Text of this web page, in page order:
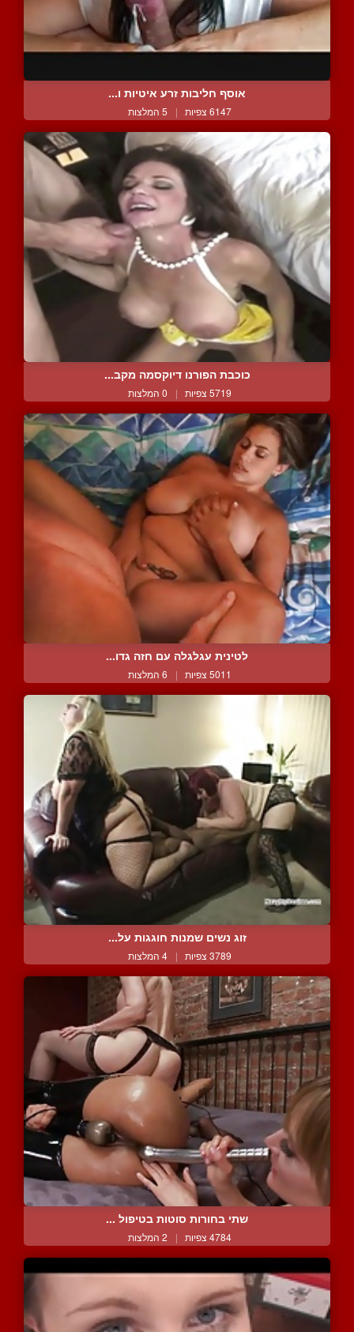
אוסף חליבות זרע איטיות ו...
6147 צפיות | 5 המלצות
כוכבת הפורנו דיוקסמה מקב...
5719 צפיות | 0 המלצות
לטינית עגלגלה עם חזה גדו...
5011 צפיות | 6 המלצות
זוג נשים שמנות חוגגות על...
3789 צפיות | 4 המלצות
שתי בחורות סוטות בטיפול ...
4784 צפיות | 2 המלצות